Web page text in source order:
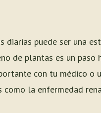
puede ser una
de plantas es un paso
con tu médico o
como la enfermedad